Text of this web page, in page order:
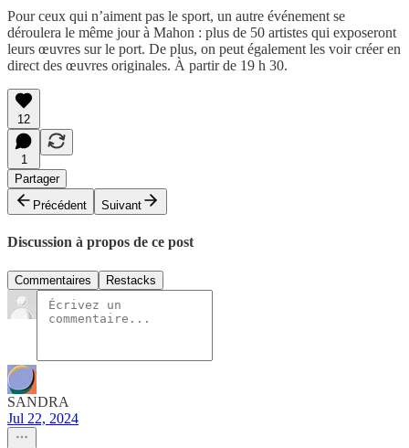
Pour ceux qui n’aiment pas le sport, un autre événement se
déroulera le même jour à Mahon : plus de 50 artistes qui exposeront
leurs œuvres sur le port. De plus, on peut également les voir créer en
direct des œuvres originales. À partir de 19 h 30.
12
1
Partager
Précédent
Suivant
Discussion à propos de ce post
Commentaires Restacks
SANDRA
Jul 22, 2024